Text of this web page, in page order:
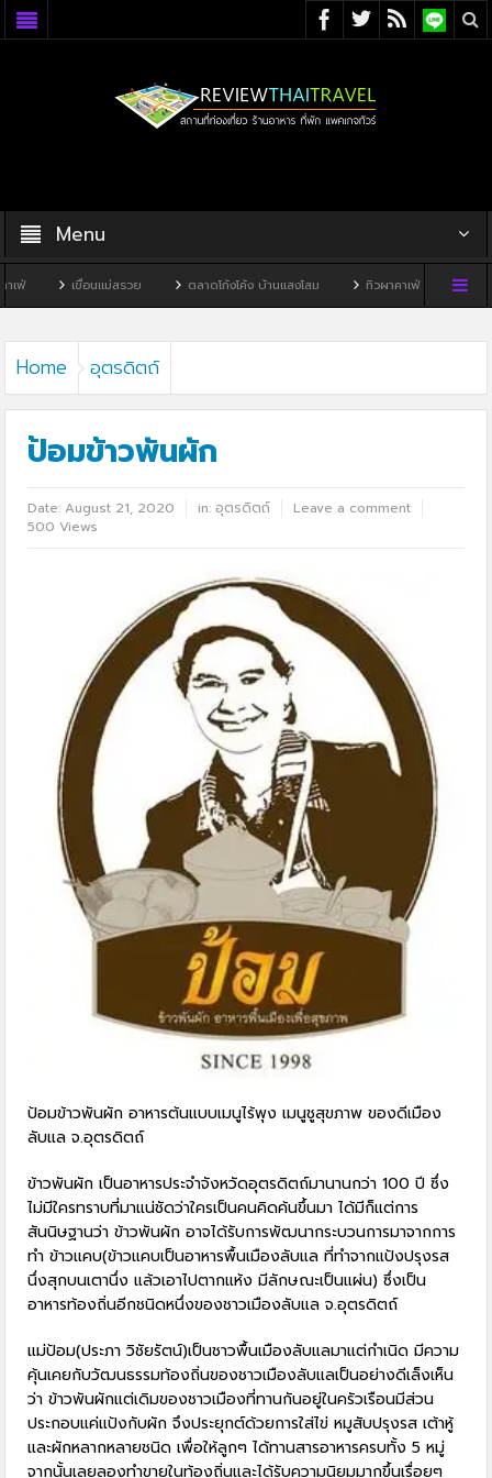
Menu
รวย ตลาดโก้งโค้ง บ้านแสงโสม ทิวผาคาเฟ่ บ้านพิพิธภัณฑ์ไทดำ
Home อุตรดิตถ์
ป้อมข้าวพันผัก
Date:August 21, 2020 in: อุตรดิตถ์
Leave a comment
500 Views
ป้อมข้าวพันผัก อาหารต้นแบบเมนูไร้พุง เมนูชูสุขภาพ ของดีเมือง
ลับแล จ.อุตรดิตถ์
ข้าวพันผัก เป็นอาหารประจำจังหวัดอุตรดิตถ์มานานกว่า 100 ปี ซึ่ง
ไม่มีใครทราบที่มาแน่ชัดว่าใครเป็นคนคิดค้นขึ้นมา ได้มีก็แต่การ
สันนิษฐานว่า ข้าวพันผัก อาจได้รับการพัฒนากระบวนการมาจากการ
ทำ ข้าวแคบ(ข้าวแคบเป็นอาหารพื้นเมืองลับแล ที่ทำจากแป้งปรุงรส
นึ่งสุกบนเตานึ่ง แล้วเอาไปตากแห้ง มีลักษณะเป็นแผ่น) ซึ่งเป็น
อาหารท้องถิ่นอีกชนิดหนึ่งของชาวเมืองลับแล จ.อุตรดิตถ์
แม่ป้อม(ประภา วิชัยรัตน์)เป็นชาวพื้นเมืองลับแลมาแต่กำเนิด มีความ
คุ้นเคยกับวัฒนธรรมท้องถิ่นของชาวเมืองลับแลเป็นอย่างดีเล็งเห็น
ว่า ข้าวพันผักแต่เดิมของชาวเมืองที่ทานกันอยู่ในครัวเรือนมีส่วน
ประกอบแค่แป้งกับผัก จึงประยุกต์ด้วยการใส่ไข่ หมูสับปรุงรส เต้าหู้
และผักหลากหลายชนิด เพื่อให้ลูกๆ ได้ทานสารอาหารครบทั้ง 5 หมู่
จากนั้นเลยลองทำขายในท้องถิ่นและได้รับความนิยมมากขึ้นเรื่อยๆ